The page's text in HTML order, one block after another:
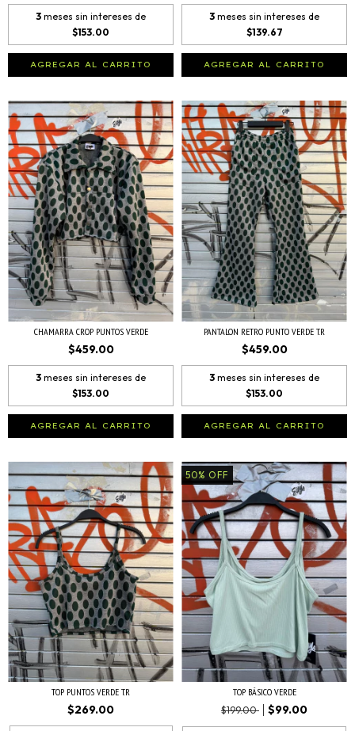
3 meses sin intereses de
$153.00
AGREGAR AL CARRITO
3 meses sin intereses de
$139.67
AGREGAR AL CARRITO
CHAMARRA CROP PUNTOS VERDE
$459.00
3 meses sin intereses de
$153.00
AGREGAR AL CARRITO
PANTALON RETRO PUNTO VERDE T.R
$459.00
3 meses sin intereses de
$153.00
AGREGAR AL CARRITO
TOP PUNTOS VERDE T.R
$269.00
50% OFF
TOP BÁSICO VERDE
$199.00
$99.00